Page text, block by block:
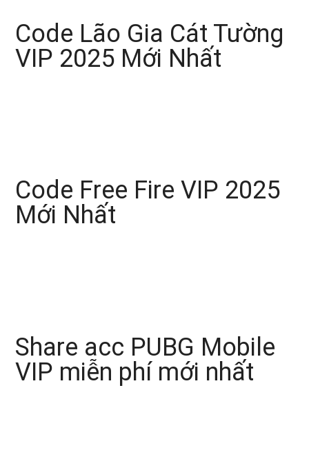
Code Lão Gia Cát Tường
VIP 2025 Mới Nhất
Code Free Fire VIP 2025
Mới Nhất
Share acc PUBG Mobile
VIP miễn phí mới nhất